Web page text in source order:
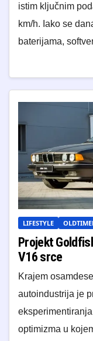
istim ključnim
km/h. Iako se
baterijama,
LIFESTYLE
Projekt
V16 srce
Krajem
autoindustrija je
optimizma u